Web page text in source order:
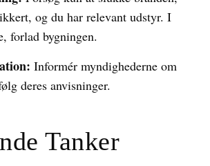
og du har relevant udstyr. I
forlad bygningen.
Informér myndighederne om
deres anvisninger.
Tanker